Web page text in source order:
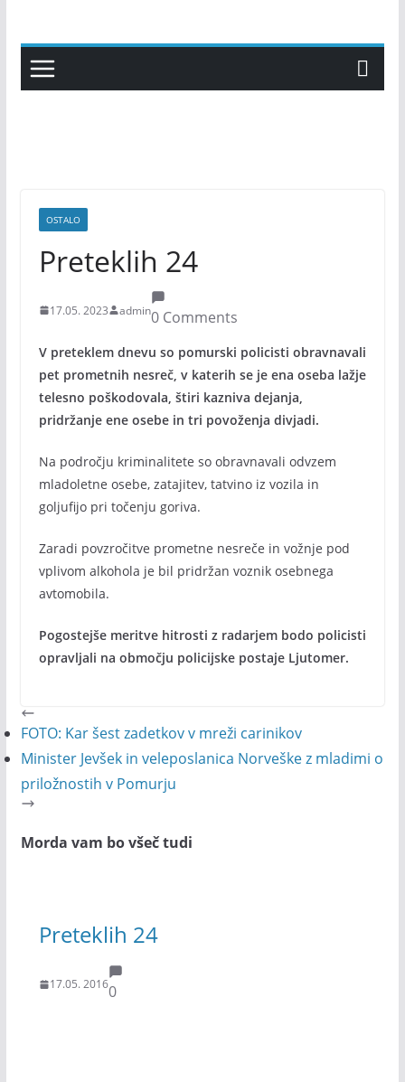
content
OSTALO
Preteklih 24
17.05. 2023 admin0 Comments
V preteklem dnevu so pomurski policisti obravnavali
pet prometnih nesreč, v katerih se je ena oseba lažje
telesno poškodovala, štiri kazniva dejanja,
pridržanje ene osebe in tri povoženja divjadi.
Na področju kriminalitete so obravnavali odvzem
mladoletne osebe, zatajitev, tatvino iz vozila in
goljufijo pri točenju goriva.
Zaradi povzročitve prometne nesreče in vožnje pod
vplivom alkohola je bil pridržan voznik osebnega
avtomobila.
Pogostejše meritve hitrosti z radarjem bodo policisti
opravljali na območju policijske postaje Ljutomer.
FOTO: Kar šest zadetkov v mreži carinikov
Minister Jevšek in veleposlanica Norveške z mladimi o
priložnostih v Pomurju
Morda vam bo všeč tudi
Preteklih 24
17.05. 20160